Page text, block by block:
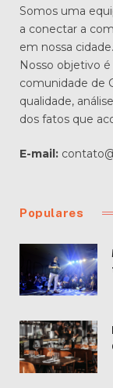
Somos uma
a conectar a
em nossa cidade.
Nosso objetivo
comunidade de
qualidade,
dos fatos que
E-mail:
Populares